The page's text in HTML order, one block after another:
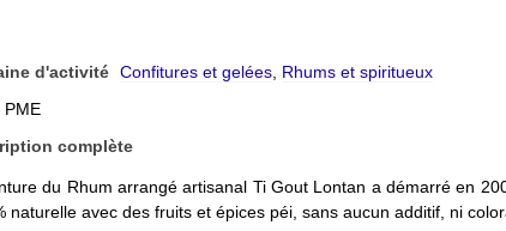
d'activité Confitures et gelées Rhums et spiritueux
PME
complète
du Rhum arrangé artisanal Ti Gout Lontan a démarré en
naturelle avec des fruits et épices péi, sans aucun additif, ni